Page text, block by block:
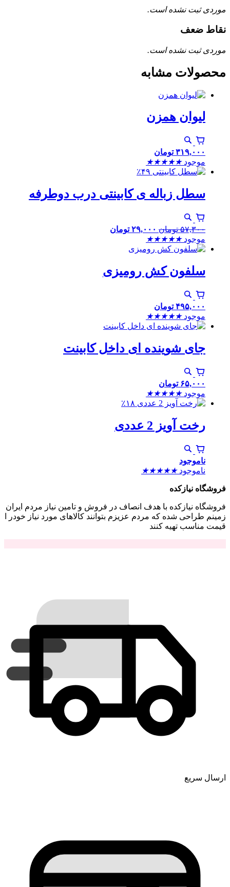
موردی ثبت نشده است.
نقاط ضعف
موردی ثبت نشده است.
محصولات مشابه
لیوان همزن
۳۱۹,۰۰۰ تومان
موجود ★
★
★
★
★
٪۴۹
سطل زباله ی کابینتی درب دوطرفه
۵۷,۳۰۰ تومان ۲۹,۰۰۰ تومان
موجود ★
★
★
★
★
سلفون کش رومیزی
۴۹۵,۰۰۰ تومان
موجود ★
★
★
★
★
جای شوینده ای داخل کابینت
۶۵,۰۰۰ تومان
موجود ★
★
★
★
★
٪۱۸
رخت آویز 2 عددی
ناموجود
ناموجود ★
★
★
★
★
فروشگاه نیازکده
فروشگاه نیازکده با هدف انصاف در فروش و تامین نیاز مردم ایران
زمینم طراحی شده که مردم عزیزم بتوانند کالاهای مورد نیاز خودر ا
قیمت مناسب تهیه کنند
ارسال سریع